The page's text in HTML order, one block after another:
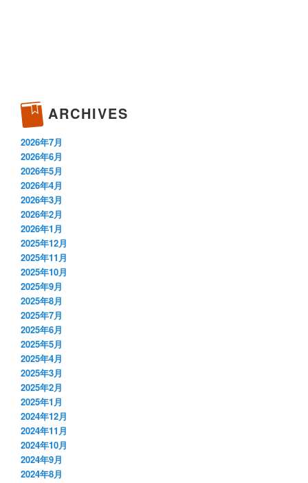
ARCHIVES
2026年7月
2026年6月
2026年5月
2026年4月
2026年3月
2026年2月
2026年1月
2025年12月
2025年11月
2025年10月
2025年9月
2025年8月
2025年7月
2025年6月
2025年5月
2025年4月
2025年3月
2025年2月
2025年1月
2024年12月
2024年11月
2024年10月
2024年9月
2024年8月